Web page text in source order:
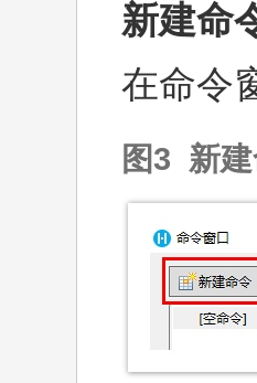
新建命
在命令
图3 新